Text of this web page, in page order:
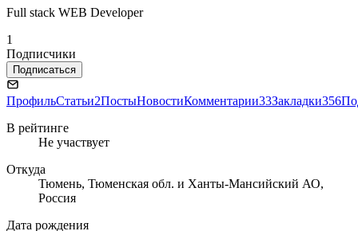
Full stack WEB Developer
1
Подписчики
Подписаться
ПрофильСтатьи2ПостыНовостиКомментарии33Закладки356
В рейтинге
Не участвует
Откуда
Тюмень, Тюменская обл. и Ханты-Мансийский АО,
Россия
Дата рождения